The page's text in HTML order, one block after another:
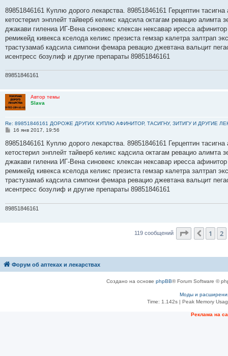
о
щ
е
и
е
89851846161 Куплю дорого лекарства. 89851846161 Герцептин тасигна
кетостерил энплейт тайверб келикс кадсила октагам ревацио алимта
джакави гилениа ИГ-Вена синовекс клексан нексавар иресса
ремикейд кивекса кселода келикс презиста гемзар калетра залтрап
трастузамаб кадсила симпони фемара ревацио джевтана вальцит
исентресс бозулиф и другие препараты 89851846161
89851846161
Автор темы
Slava
Re: 89851846161 ДОРОЖЕ ДРУГИХ КУПЛЮ АФИНИТОР, ТАСИГНУ, ЗИТИГУ И ДРУГИЕ
С
о
щ
е
и
е
16 янв 2017, 19:56
89851846161 Куплю дорого лекарства. 89851846161 Герцептин тасигна
кетостерил энплейт тайверб келикс кадсила октагам ревацио алимта
джакави гилениа ИГ-Вена синовекс клексан нексавар иресса
ремикейд кивекса кселода келикс презиста гемзар калетра залтрап
трастузамаб кадсила симпони фемара ревацио джевтана вальцит
исентресс бозулиф и другие препараты 89851846161
89851846161
119 сообщений Страница3
Пред.
1 2
Форум об аптеках и лекарствах
Создано на основе phpBB® Forum Software ©
Моды и
Time: 1.142s| Peak Memory
Рeклама на